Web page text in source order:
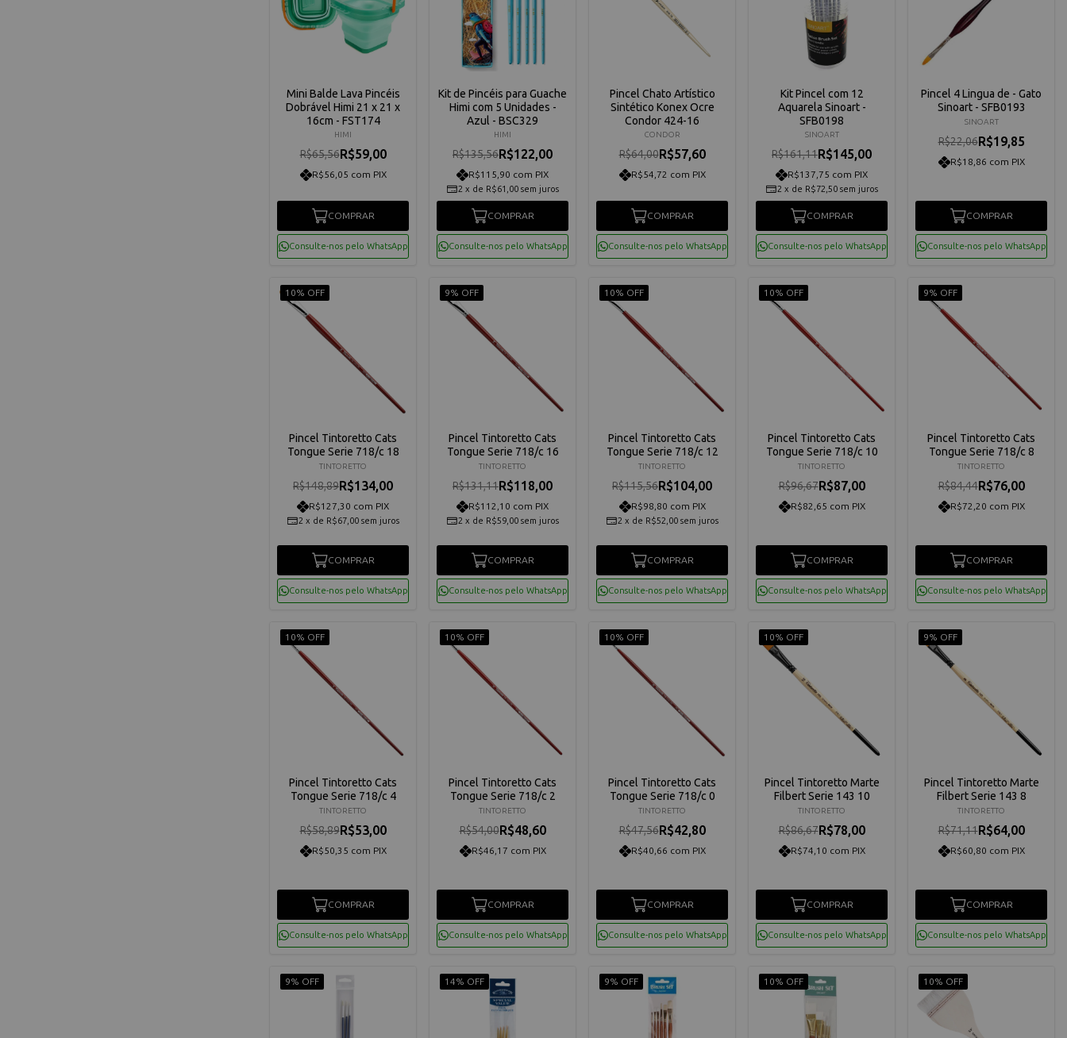
Mini Balde Lava Pincéis
Dobrável Himi 21 x 21 x
16cm - FST174
HIMI
R$65,56R$59,00
R$56,05 com PIX
COMPRAR
Consulte-nos pelo WhatsApp
Kit de Pincéis para Guache
Himi com 5 Unidades -
Azul - BSC329
HIMI
R$135,56R$122,00
R$115,90 com PIX
2 x de R$61,00 sem juros
COMPRAR
Consulte-nos pelo WhatsApp
Pincel Chato Artístico
Sintético Konex Ocre
Condor 424-16
CONDOR
R$64,00R$57,60
R$54,72 com PIX
COMPRAR
Consulte-nos pelo WhatsApp
Kit Pincel com 12
Aquarela Sinoart -
SFB0198
SINOART
R$161,11R$145,00
R$137,75 com PIX
2 x de R$72,50 sem juros
COMPRAR
Consulte-nos pelo WhatsApp
Pincel 4 Lingua de - Gato
Sinoart - SFB0193
SINOART
R$22,06R$19,85
R$18,86 com PIX
COMPRAR
Consulte-nos pelo WhatsApp
10% OFF
Pincel Tintoretto Cats
Tongue Serie 718/c 18
TINTORETTO
R$148,89R$134,00
R$127,30 com PIX
2 x de R$67,00 sem juros
COMPRAR
Consulte-nos pelo WhatsApp
9% OFF
Pincel Tintoretto Cats
Tongue Serie 718/c 16
TINTORETTO
R$131,11R$118,00
R$112,10 com PIX
2 x de R$59,00 sem juros
COMPRAR
Consulte-nos pelo WhatsApp
10% OFF
Pincel Tintoretto Cats
Tongue Serie 718/c 12
TINTORETTO
R$115,56R$104,00
R$98,80 com PIX
2 x de R$52,00 sem juros
COMPRAR
Consulte-nos pelo WhatsApp
10% OFF
Pincel Tintoretto Cats
Tongue Serie 718/c 10
TINTORETTO
R$96,67R$87,00
R$82,65 com PIX
COMPRAR
Consulte-nos pelo WhatsApp
9% OFF
Pincel Tintoretto Cats
Tongue Serie 718/c 8
TINTORETTO
R$84,44R$76,00
R$72,20 com PIX
COMPRAR
Consulte-nos pelo WhatsApp
10% OFF
Pincel Tintoretto Cats
Tongue Serie 718/c 4
TINTORETTO
R$58,89R$53,00
R$50,35 com PIX
COMPRAR
Consulte-nos pelo WhatsApp
10% OFF
Pincel Tintoretto Cats
Tongue Serie 718/c 2
TINTORETTO
R$54,00R$48,60
R$46,17 com PIX
COMPRAR
Consulte-nos pelo WhatsApp
10% OFF
Pincel Tintoretto Cats
Tongue Serie 718/c 0
TINTORETTO
R$47,56R$42,80
R$40,66 com PIX
COMPRAR
Consulte-nos pelo WhatsApp
10% OFF
Pincel Tintoretto Marte
Filbert Serie 143 10
TINTORETTO
R$86,67R$78,00
R$74,10 com PIX
COMPRAR
Consulte-nos pelo WhatsApp
9% OFF
Pincel Tintoretto Marte
Filbert Serie 143 8
TINTORETTO
R$71,11R$64,00
R$60,80 com PIX
COMPRAR
Consulte-nos pelo WhatsApp
9% OFF 14% OFF 9% OFF 10% OFF 10% OFF